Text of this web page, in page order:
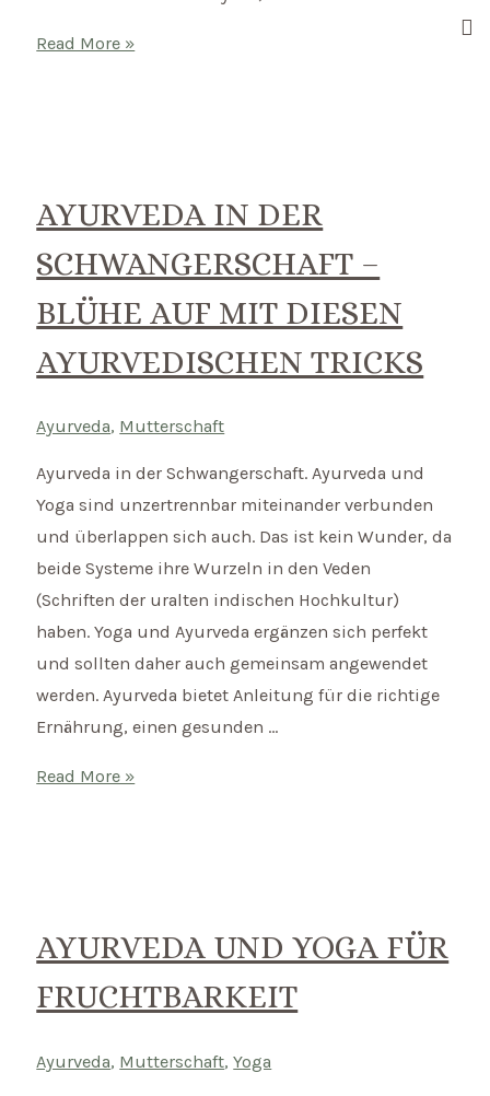
Yoga
das
erste
Trimester
Read More »
AYURVEDA IN DER
SCHWANGERSCHAFT –
BLÜHE AUF MIT DIESEN
AYURVEDISCHEN TRICKS
Ayurveda, Mutterschaft
Ayurveda in der Schwangerschaft. Ayurveda und
Yoga sind unzertrennbar miteinander verbunden
und überlappen sich auch. Das ist kein Wunder, da
beide Systeme ihre Wurzeln in den Veden
(Schriften der uralten indischen Hochkultur)
haben. Yoga und Ayurveda ergänzen sich perfekt
und sollten daher auch gemeinsam angewendet
werden. Ayurveda bietet Anleitung für die richtige
Ernährung, einen gesunden …
Ayurveda
blühe
auf
mit
ayurvedischen
Read More »
AYURVEDA UND YOGA FÜR
FRUCHTBARKEIT
Ayurveda, Mutterschaft,Yoga